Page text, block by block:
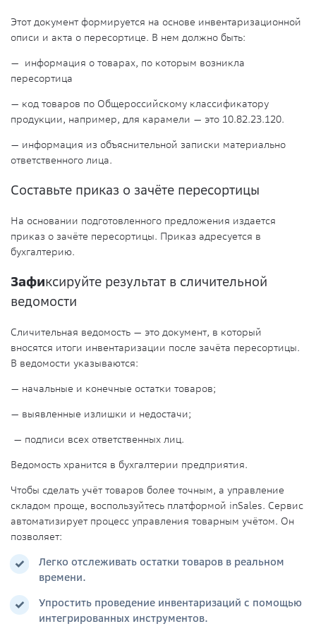
Этот документ формируется на основе инвентаризационной
описи и акта о пересортице. В нем должно быть:
— информация о товарах, по которым возникла
пересортица
— код товаров по Общероссийскому классификатору
продукции, например, для карамели — это 10.82.23.120.
— информация из объяснительной записки материально
ответственного лица.
Составьте приказ о зачёте пересортицы
На основании подготовленного предложения издается
приказ о зачёте пересортицы. Приказ адресуется в
бухгалтерию.
Зафиксируйте результат в сличительной
ведомости
Сличительная ведомость — это документ, в который
вносятся итоги инвентаризации после зачёта пересортицы.
В ведомости указываются:
— начальные и конечные остатки товаров;
— выявленные излишки и недостачи;
— подписи всех ответственных лиц.
Ведомость хранится в бухгалтерии предприятия.
Чтобы сделать учёт товаров более точным, а управление
складом проще, воспользуйтесь платформой inSales. Сервис
автоматизирует процесс управления товарным учётом. Он
позволяет:
Легко отслеживать остатки товаров в реальном
времени.
Упростить проведение инвентаризаций с помощью
интегрированных инструментов.